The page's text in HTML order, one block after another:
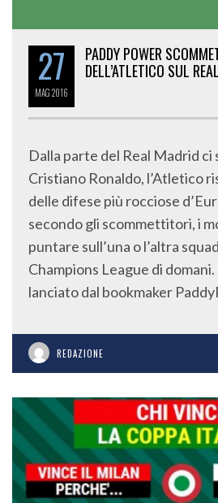
27
MAG2016
PADDY POWER
DELL’ATLETICO SUL
Dalla parte del Real Madrid ci
Cristiano Ronaldo, l’Atletico
delle difese più rocciose
secondo gli scommettitori, i
puntare sull’una o l’altra
Champions League di
lanciato dal bookmaker
REDAZIONE